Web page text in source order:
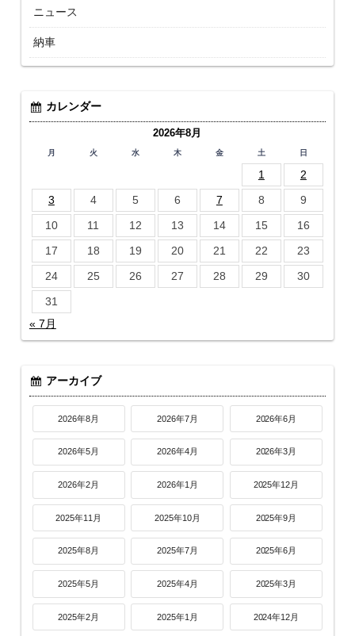
ニュース
納車
カレンダー
2026年8月
月 火 水 木 金 土 日
1
2
3
4 5 6 7 8
9
10
11 12 13 14 15
16
17
18 19 20 21 22
23
24
25 26 27 28 29
30
31
« 7月
アーカイブ
2026年8月 2026年7月 2026年6月
2026年5月 2026年4月 2026年3月
2026年2月 2026年1月 2025年12月
2025年11月 2025年10月 2025年9月
2025年8月 2025年7月 2025年6月
2025年5月 2025年4月 2025年3月
2025年2月 2025年1月 2024年12月